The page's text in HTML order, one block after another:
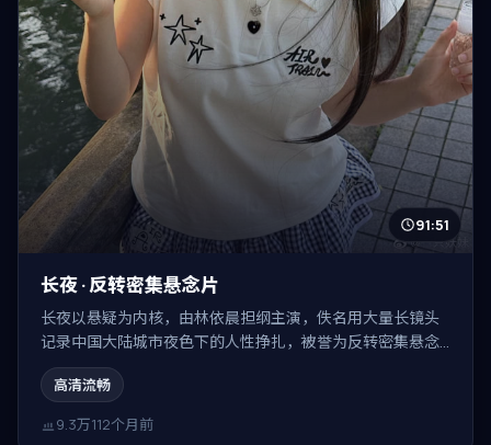
91:51
长夜 · 反转密集悬念片
长夜以悬疑为内核，由林依晨担纲主演，佚名用大量长镜头
记录中国大陆城市夜色下的人性挣扎，被誉为反转密集悬念
片。
高清流畅
9.3万112个月前